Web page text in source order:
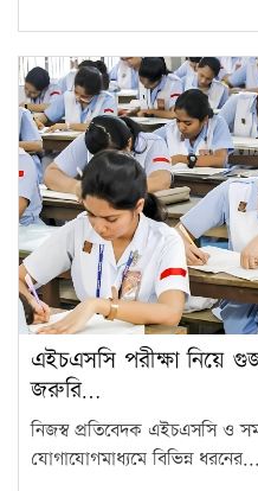
এইচএসসি পরীক্ষা নিয়ে
জরুরি…
নিজস্ব প্রতিবেদক এইচএসসি ও
যোগাযোগমাধ্যমে বিভিন্ন